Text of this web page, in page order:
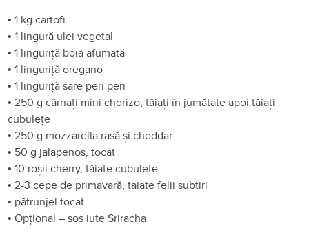
•1 kg cartofi
•1 lingură ulei vegetal
•1 linguriță boia afumată
•1 linguriță oregano
•1 linguriță sare peri peri
• 250 g cârnați mini chorizo, tăiați în jumătate apoi tăiați
cubulețe
• 250 g mozzarella rasă și cheddar
• 50 g jalapenos, tocat
•10 roșii cherry, tăiate cubulețe
• 2-3 cepe de primavară, taiate felii subtiri
• pătrunjel tocat
•Opțional – sos iute Sriracha